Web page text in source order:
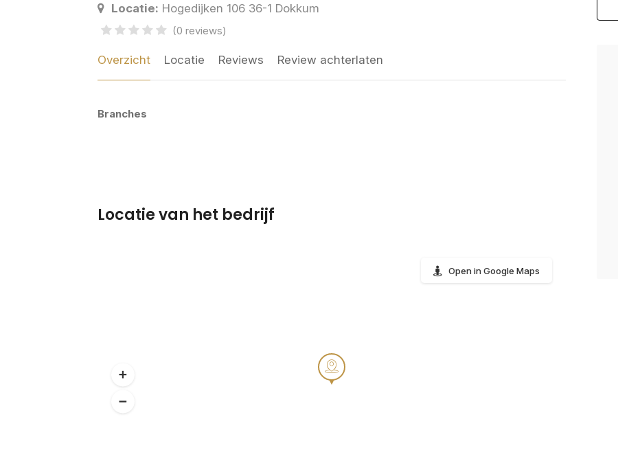
Locatie: Hogedijken 106 36-1 Dokkum
(0 reviews)
Overzicht Locatie Reviews Review achterlaten
Branches
Locatie van het bedrijf
Open in Google Maps